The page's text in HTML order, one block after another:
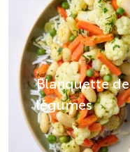
ou la ratatouille
du soleil.
• Des repas
tels que les haricots
ou la blanquette de
accompagnée de sa
douce.
• Des desserts
: compote de pommes
Blanquette
légumes